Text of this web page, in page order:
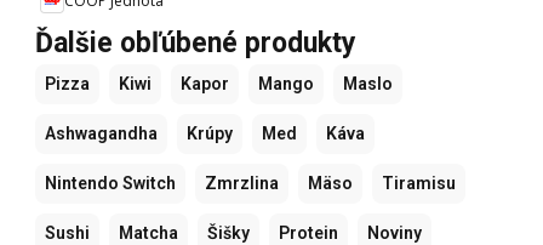
Ďalšie obľúbené produkty
Pizza Kiwi Kapor Mango Maslo
Ashwagandha Krúpy Med Káva
Nintendo Switch Zmrzlina Mäso Tiramisu
Sushi Matcha Šišky Protein Noviny